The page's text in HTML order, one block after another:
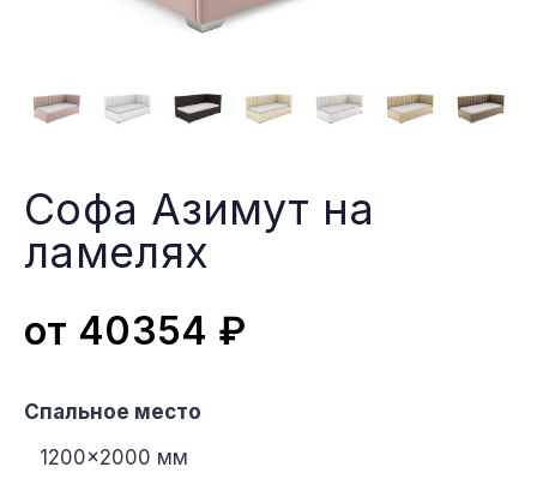
Софа Азимут на
ламеляx
от 40354 ₽
Спальное место
1200×2000 мм